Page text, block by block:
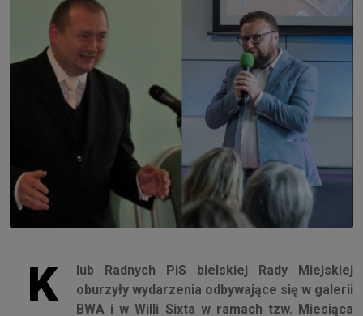
K
lub Radnych PiS bielskiej Rady Miejskiej
oburzyły wydarzenia odbywające się w galerii
BWA i w Willi Sixta w ramach tzw. Miesiąca